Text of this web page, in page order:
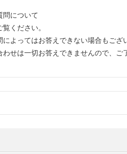
問について
ください。
ってはお答えできない場合もござ
せは一切お答えできませんので、ご